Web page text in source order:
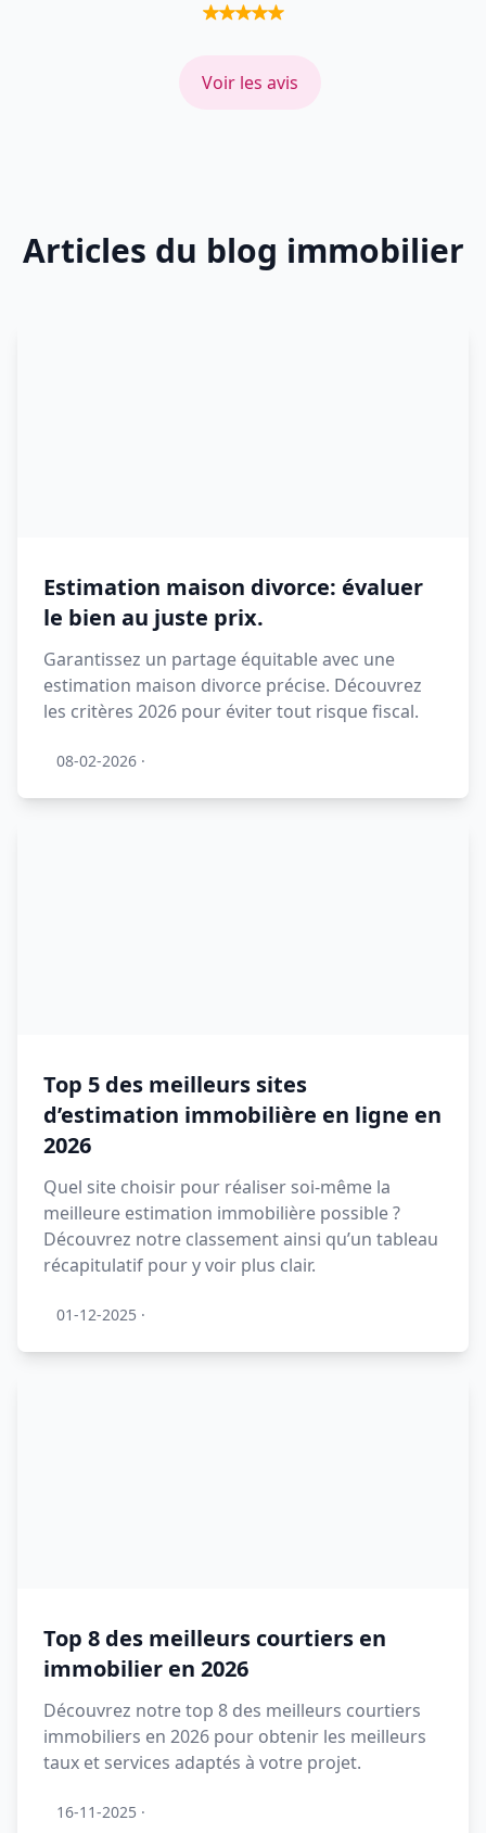
Voir les avis
Articles du blog immobilier
Estimation maison divorce: évaluer
le bien au juste prix.
Garantissez un partage équitable avec une
estimation maison divorce précise. Découvrez
les critères 2026 pour éviter tout risque fiscal.
08-02-2026 ·
Top 5 des meilleurs sites
d’estimation immobilière en ligne en
2026
Quel site choisir pour réaliser soi-même la
meilleure estimation immobilière possible ?
Découvrez notre classement ainsi qu’un tableau
récapitulatif pour y voir plus clair.
01-12-2025 ·
Top 8 des meilleurs courtiers en
immobilier en 2026
Découvrez notre top 8 des meilleurs courtiers
immobiliers en 2026 pour obtenir les meilleurs
taux et services adaptés à votre projet.
16-11-2025 ·